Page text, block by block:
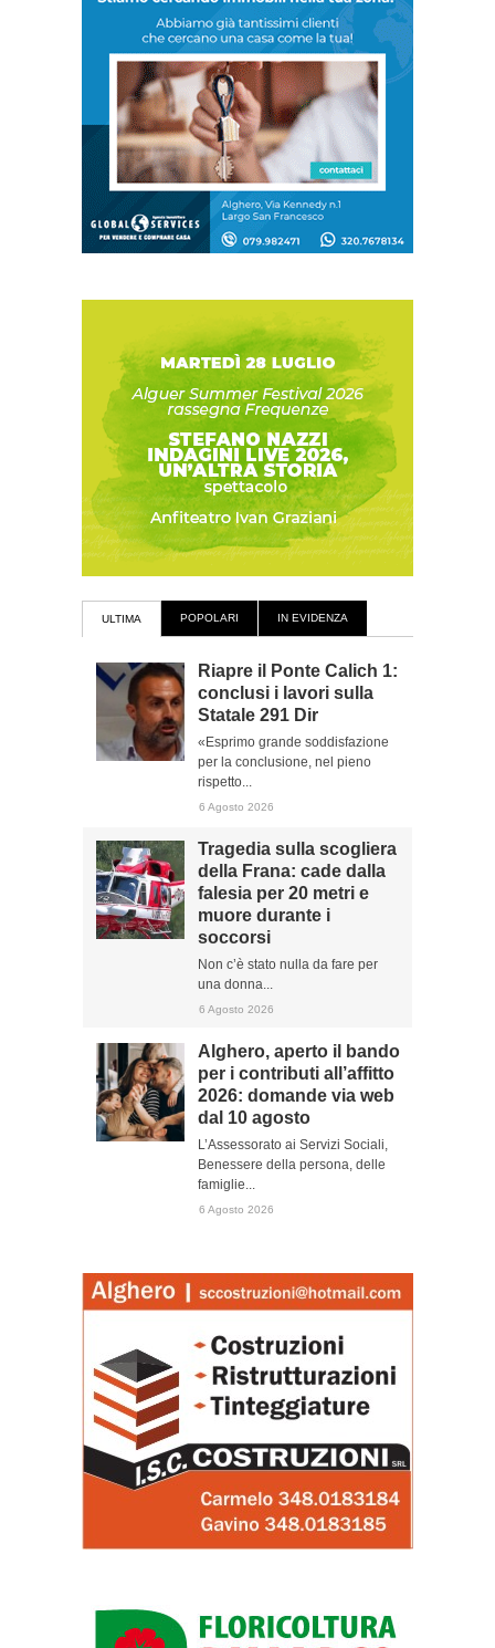
ULTIMA POPOLARI IN EVIDENZA
Riapre il Ponte Calich 1:
conclusi i lavori sulla
Statale 291 Dir
«Esprimo grande soddisfazione
per la conclusione, nel pieno
rispetto...
6 Agosto 2026
Tragedia sulla scogliera
della Frana: cade dalla
falesia per 20 metri e
muore durante i
soccorsi
Non c’è stato nulla da fare per
una donna...
6 Agosto 2026
Alghero, aperto il bando
per i contributi all’affitto
2026: domande via web
dal 10 agosto
L’Assessorato ai Servizi Sociali,
Benessere della persona, delle
famiglie...
6 Agosto 2026